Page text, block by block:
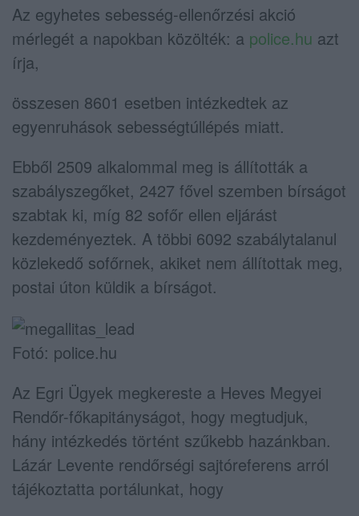
Az egyhetes sebesség-ellenőrzési akció
mérlegét a napokban közölték: a police.hu azt
írja,
összesen 8601 esetben intézkedtek az
egyenruhások sebességtúllépés miatt.
Ebből 2509 alkalommal meg is állították a
szabályszegőket, 2427 fővel szemben bírságot
szabtak ki, míg 82 sofőr ellen eljárást
kezdeményeztek. A többi 6092 szabálytalanul
közlekedő sofőrnek, akiket nem állítottak meg,
postai úton küldik a bírságot.
Fotó: police.hu
Az Egri Ügyek megkereste a Heves Megyei
Rendőr-főkapitányságot, hogy megtudjuk,
hány intézkedés történt szűkebb hazánkban.
Lázár Levente rendőrségi sajtóreferens arról
tájékoztatta portálunkat, hogy